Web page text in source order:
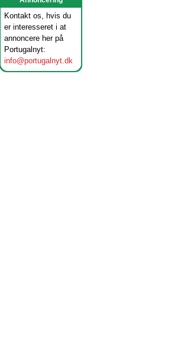
Kontakt os, hvis du
er interesseret i at
annoncere her på
Portugalnyt:
info@portugalnyt.dk